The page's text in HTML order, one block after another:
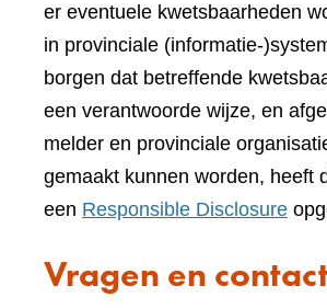
er eventuele kwetsbaarheden
in provinciale (informatie-
borgen dat betreffende
een verantwoorde wijze, en
melder en provinciale
gemaakt kunnen worden, heeft
een Responsible Disclosure
Vragen en